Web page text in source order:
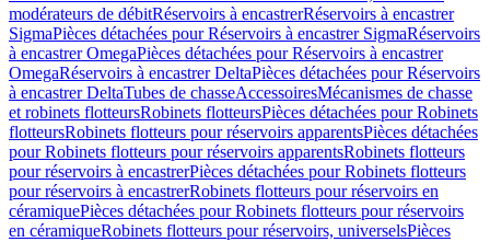
modérateurs de débitRéservoirs à encastrerRéservoirs à encastrer
SigmaPièces détachées pour Réservoirs à encastrer SigmaRéservoirs
à encastrer OmegaPièces détachées pour Réservoirs à encastrer
OmegaRéservoirs à encastrer DeltaPièces détachées pour Réservoirs
à encastrer DeltaTubes de chasseAccessoiresMécanismes de chasse
et robinets flotteursRobinets flotteursPièces détachées pour Robinets
flotteursRobinets flotteurs pour réservoirs apparentsPièces détachées
pour Robinets flotteurs pour réservoirs apparentsRobinets flotteurs
pour réservoirs à encastrerPièces détachées pour Robinets flotteurs
pour réservoirs à encastrerRobinets flotteurs pour réservoirs en
céramiquePièces détachées pour Robinets flotteurs pour réservoirs
en céramiqueRobinets flotteurs pour réservoirs, universelsPièces